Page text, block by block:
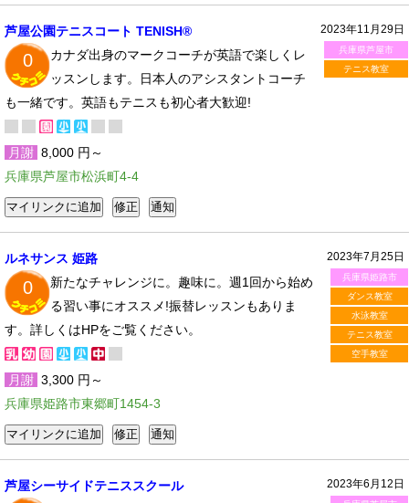
2023年11月29日
兵庫県芦屋市
テニス教室
芦屋公園テニスコート TENISH®
0
カナダ出身のマークコーチが英語で楽しくレ
ッスンします。日本人のアシスタントコーチ
も一緒です。英語もテニスも初心者大歓迎!
月謝 8,000 円～
兵庫県芦屋市松浜町4-4
2023年7月25日
兵庫県姫路市
ダンス教室
水泳教室
テニス教室
空手教室
ルネサンス 姫路
0
新たなチャレンジに。趣味に。週1回から始め
る習い事にオススメ!振替レッスンもありま
す。詳しくはHPをご覧ください。
月謝 3,300 円～
兵庫県姫路市東郷町1454-3
2023年6月12日
芦屋シーサイドテニススクール